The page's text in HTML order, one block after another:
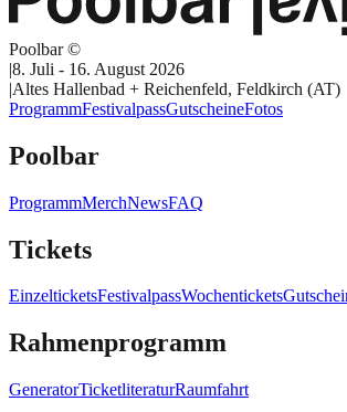
Poolbar ©
|8. Juli - 16. August 2026
|Altes Hallenbad + Reichenfeld, Feldkirch (AT)
ProgrammFestivalpassGutscheineFotos
Poolbar
ProgrammMerchNewsFAQ
Tickets
EinzelticketsFestivalpassWochentickets
Rahmenprogramm
GeneratorTicketliteraturRaumfahrt